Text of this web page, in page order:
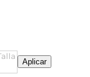
Aplicar